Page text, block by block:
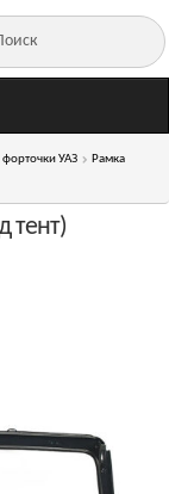
форточки УАЗ
Рамка
тент)